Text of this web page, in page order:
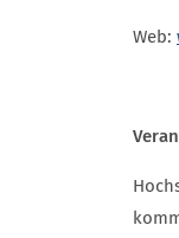
Web: